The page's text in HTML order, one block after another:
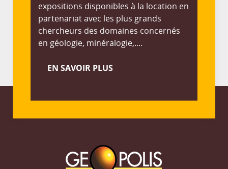
expositions disponibles à la location en
partenariat avec les plus grands
chercheurs des domaines concernés
en géologie, minéralogie,....
EN SAVOIR PLUS